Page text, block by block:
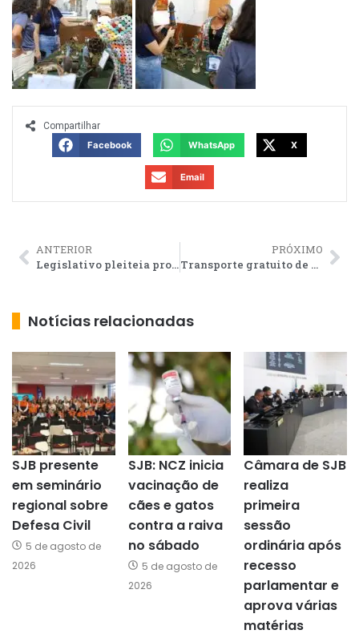
Compartilhar
Facebook
WhatsApp X
Email
ANTERIOR
Legislativo pleiteia programa de capacitação sobre Transtorno do Espectro Autista para servidores das escolas municipais de SJB
PRÓXIMO
Transporte gratuito de SJB tem mudança em algumas linhas
Notícias relacionadas
SJB presente
em seminário
regional sobre
Defesa Civil
5 de agosto de
2026
SJB: NCZ inicia
vacinação de
cães e gatos
contra a raiva
no sábado
5 de agosto de
2026
Câmara de SJB
realiza
primeira
sessão
ordinária após
recesso
parlamentar e
aprova várias
matérias